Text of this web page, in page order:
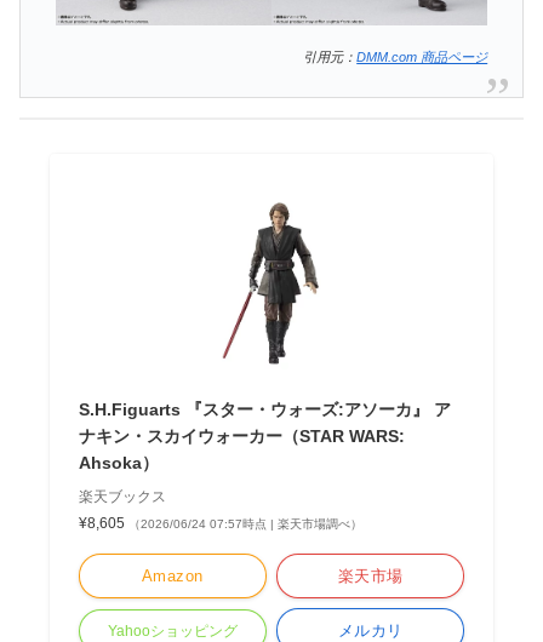
引用元：DMM.com 商品ページ
S.H.Figuarts 『スター・ウォーズ:アソーカ』 ア
ナキン・スカイウォーカー（STAR WARS:
Ahsoka）
楽天ブックス
¥8,605
（2026/06/24 07:57時点 | 楽天市場調べ）
Amazon 楽天市場
Yahooショッピング メルカリ